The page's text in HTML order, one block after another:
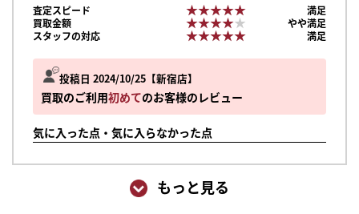
投稿日 2024/10/25 新宿店
買取のご利用初めてのお客様のレビュー
気に入った点・気に入らなかった点
査定スピード ★★★★★
★★★★★
満足
買取金額
★★★★★
★★★★★
やや満足
スタッフの対応
★★★★★
★★★★★ 満足
もっと見る